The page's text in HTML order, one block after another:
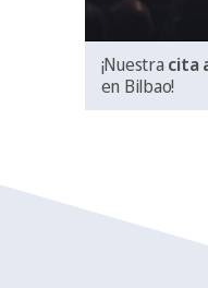
¡Nuestra cita
en Bilbao!